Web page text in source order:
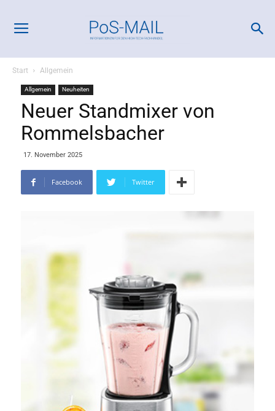
Start Allgemein
Allgemein Neuheiten
Neuer Standmixer von
Rommelsbacher
17. November 2025
Facebook Twitter